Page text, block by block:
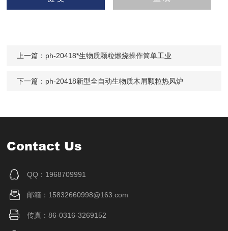
上一篇： ph-20418*生物质颗粒燃烧操作简单工业
下一篇： ph-20418新型全自动生物质木屑颗粒热风炉
Contact Us
QQ：1968709991
邮箱：15832660998@163.com
传真：86-0316-3269152